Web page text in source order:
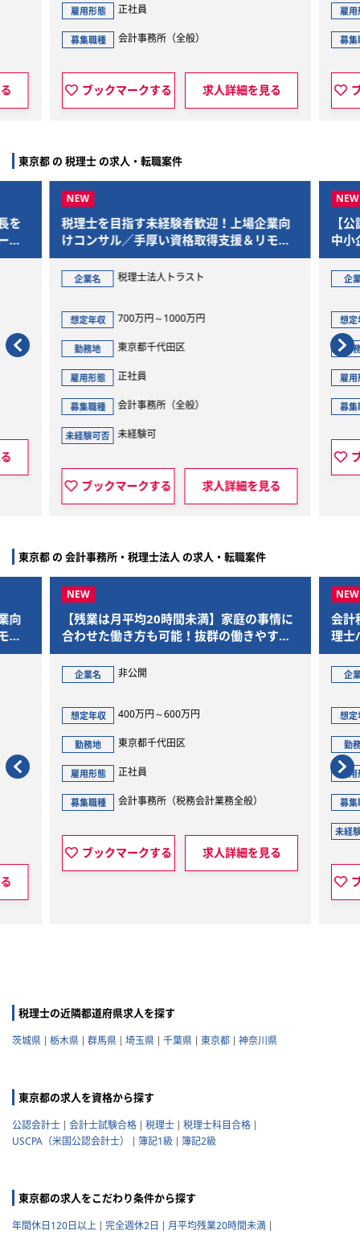
会計事務所（全般）
クマークする 求人詳細を見る
会計事務所（
ブックマークする
東京都 の 税理士 の求人・転職案件
を目指す未経験者歓迎！上場企業向
サル／手厚い資格取得支援＆リモー
税理士法人トラスト
700万円～1000万円
地 東京都千代田区
会計事務所（全般）
未経験可
ックマークする 求人詳細を見る
【公認会計士・税
中小企業の事業承継
トアドバイザー
株式会社日
600万円～
東京都千代
コンサルテ
ブックマークする
東京都 の 会計事務所・税理士法人 の求人・転職案件
業は月平均20時間未満】家庭の事情に
せた働き方も可能！抜群の働きやすさ
なたをお迎えします
非公開
400万円～600万円
東京都千代田区
用形態 正社員
会計事務所（税務会計業務全般）
ブックマークする 求人詳細を見る
会計税務部門マ
理士/外資系のク
非公開
800万円
東京都港
正社員
会計事
未経験可
ブックマーク
税理士の近隣都道府県求人を探す
茨城県 栃木県 群馬県 埼玉県 千葉県 東京都 神奈川県
東京都の求人を資格から探す
公認会計士 会計士試験合格 税理士
税理士科目合格
USCPA（米国公認会計士）
簿記1級 簿記2級
東京都の求人をこだわり条件から探す
年間休日120日以上 完全週休2日
月平均残業20時間未満